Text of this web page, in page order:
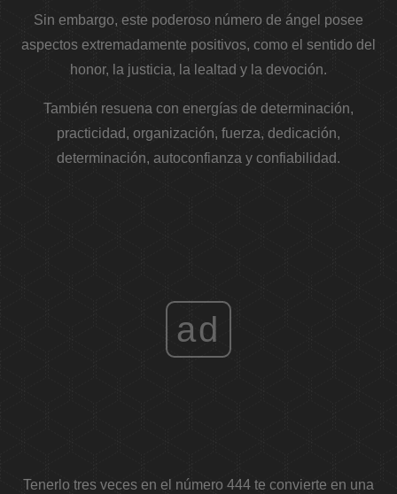
Sin embargo, este poderoso número de ángel posee
aspectos extremadamente positivos, como el sentido del
honor, la justicia, la lealtad y la devoción.
También resuena con energías de determinación,
practicidad, organización, fuerza, dedicación,
determinación, autoconfianza y confiabilidad.
ad
Tenerlo tres veces en el número 444 te convierte en una